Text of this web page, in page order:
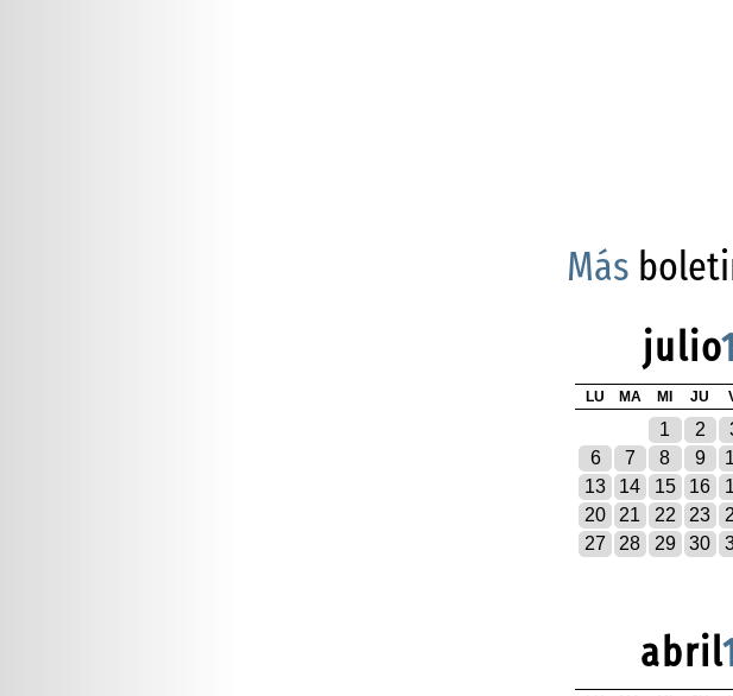
Más
julio
LU MA MI JU
1 2
6
7 8 9
13
14 15 16
20
21 22 23
27
28 29 30
abril